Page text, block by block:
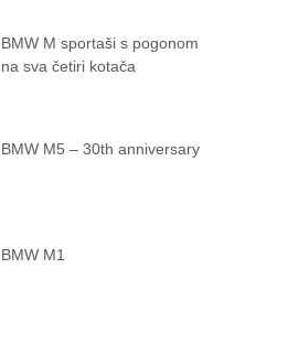
BMW M sportaši s pogonom
na sva četiri kotača
BMW M5 – 30th anniversary
BMW M1